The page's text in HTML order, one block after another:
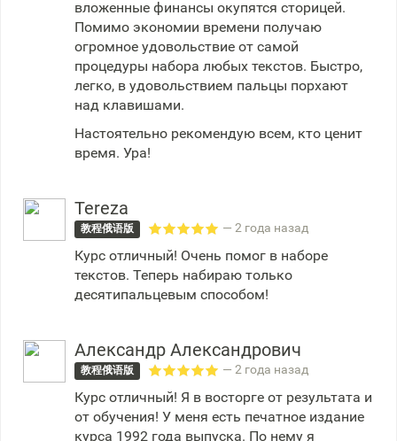
вложенные финансы окупятся сторицей.
Помимо экономии времени получаю
огромное удовольствие от самой
процедуры набора любых текстов. Быстро,
легко, в удовольствием пальцы порхают
над клавишами.
Настоятельно рекомендую всем, кто ценит
время. Ура!
Tereza
教程俄语版 — 2 года назад
Курс отличный! Очень помог в наборе
текстов. Теперь набираю только
десятипальцевым способом!
Александр Александрович
教程俄语版 — 2 года назад
Курс отличный! Я в восторге от результата и
от обучения! У меня есть печатное издание
курса 1992 года выпуска. По нему я